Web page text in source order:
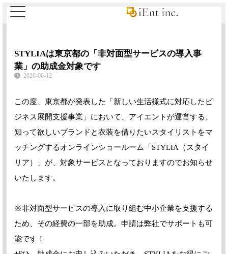
STYLIAは東京都の「非対面型サービスの導入事
業」の助成金対象です
2020-06-12
この度、東京都が発表した「新しい生活様式に対応したビ
ジネス展開支援事業」において、アイエントが運営する、
知って欲しいブランドと衣装を借りたいスタイリストをマ
ッチングするオンラインショールーム「STYLIA（スタイ
リア）」が、対象サービスとなっておりますのでお知らせ
いたします。
※非対面型サービスの導入に取り組む中小企業を支援する
ため、その経費の一部を助成。申請は弊社でサポートも可
能です！